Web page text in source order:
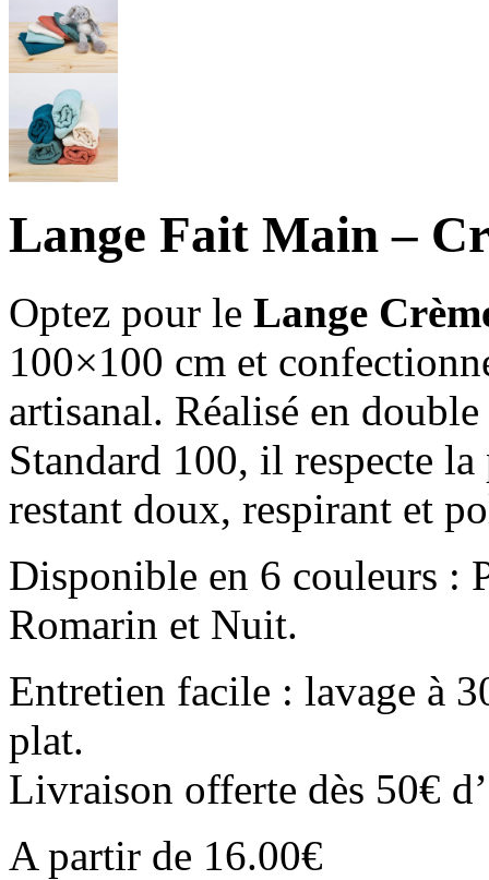
Lange Fait Main –
Optez pour le Lange
100×100 cm et
artisanal. Réalisé en
Standard 100, il respecte
restant doux, respirant et
Disponible en 6 couleurs :
Romarin et Nuit.
Entretien facile : lavage à
plat.
Livraison offerte dès 50€
A partir de 16.00€